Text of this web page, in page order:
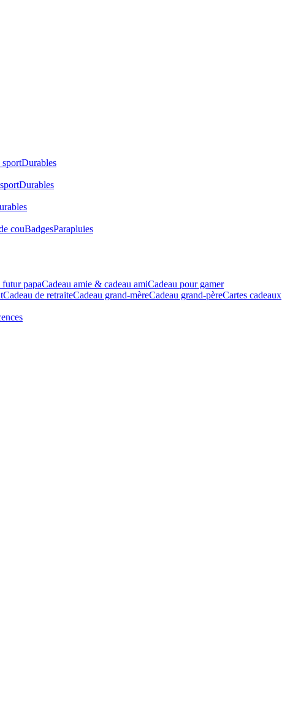
sportDurables
Durables
couBadgesParapluies
futur papaCadeau amie & cadeau amiCadeau pour gamer
Cadeau de retraiteCadeau grand-mèreCadeau grand-pèreCartes cadeaux